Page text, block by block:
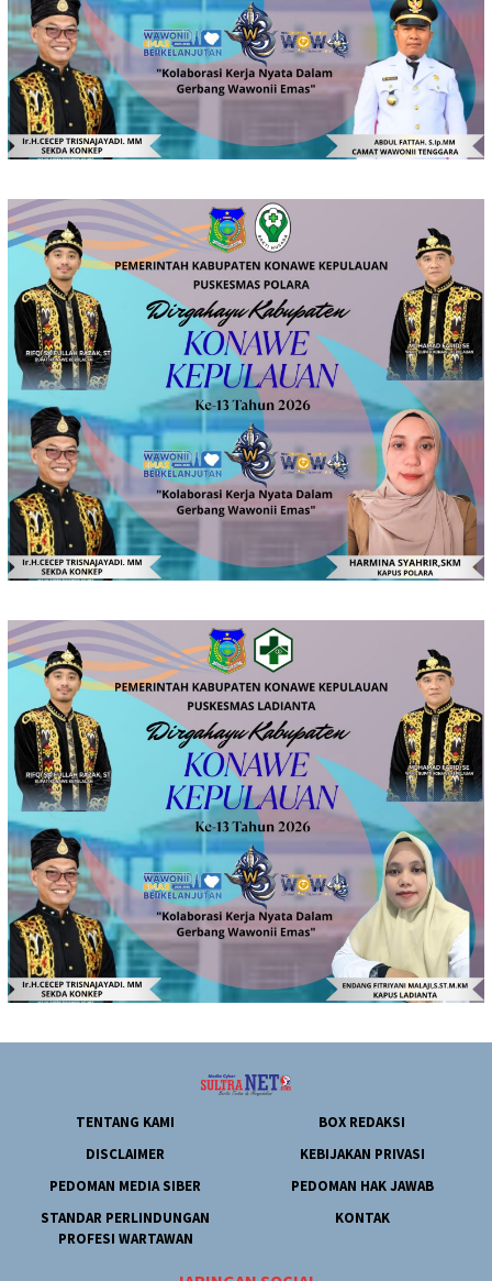
TENTANG KAMI
BOX REDAKSI
DISCLAIMER
KEBIJAKAN PRIVASI
PEDOMAN MEDIA SIBER
PEDOMAN HAK JAWAB
STANDAR PERLINDUNGAN
PROFESI WARTAWAN
KONTAK